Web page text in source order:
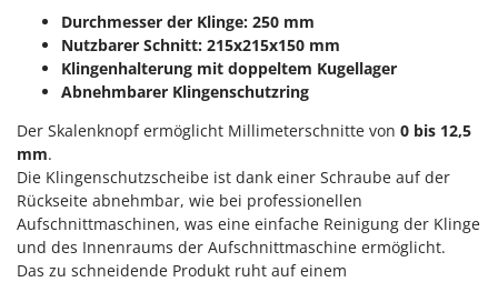
Stäubegeräte für Traktor
Staubsauger - Elektrobesen
Tomatenpressen
Tragbare Powerstationen
Traktor-Heckenscheren mit Ausleger
Intec
Intex
Iseki
Italyco
ITM
J JOLLY ITALIA
Durchmesser der Klinge: 250 mm
Nutzbarer Schnitt: 215x215x150 mm
Klingenhalterung mit doppeltem Kugellager
Abnehmbarer Klingenschutzring
Der Skalenknopf ermöglicht Millimeterschnitte von 0 bis 12,5
mm.
Die Klingenschutzscheibe ist dank einer Schraube auf der
Rückseite abnehmbar, wie bei professionellen
Aufschnittmaschinen, was eine einfache Reinigung der Klinge
und des Innenraums der Aufschnittmaschine ermöglicht.
Das zu schneidende Produkt ruht auf einem